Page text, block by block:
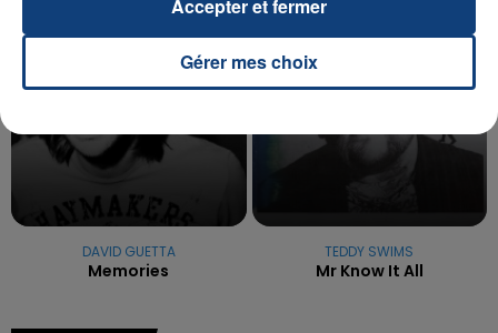
DAVID GUETTA
Memories
TEDDY SWIMS
Mr Know It All
Gérer mes choix
Accepter et fermer